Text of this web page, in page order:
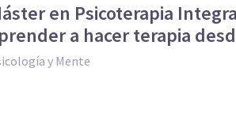
en Psicoterapia
a hacer terapia
y Mente